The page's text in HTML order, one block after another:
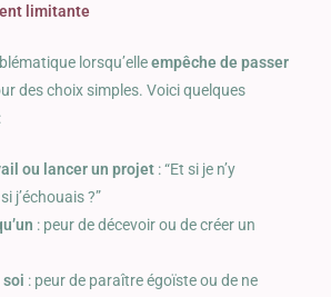
limitante
lorsqu’elleempêche de passer
des choix simples. Voici quelques
ou lancer un projet : “Et si je n’y
j’échouais ?”
: peur de décevoir ou de créer un
soi : peur de paraître égoïste ou de ne